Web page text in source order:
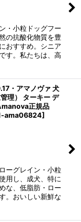
・小粒ドッグフー
の抗酸化物質を豊
おすすめ。シニア
す。私たちは、高
・アマノヴァ 犬
理） ターキー デ
正規品
ama06824]
ーグレイン・小粒
用し、成犬、特に
な、低脂肪・ロー
。おいしい新鮮な